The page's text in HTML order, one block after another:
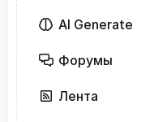
AI Generate
Форумы
Лента